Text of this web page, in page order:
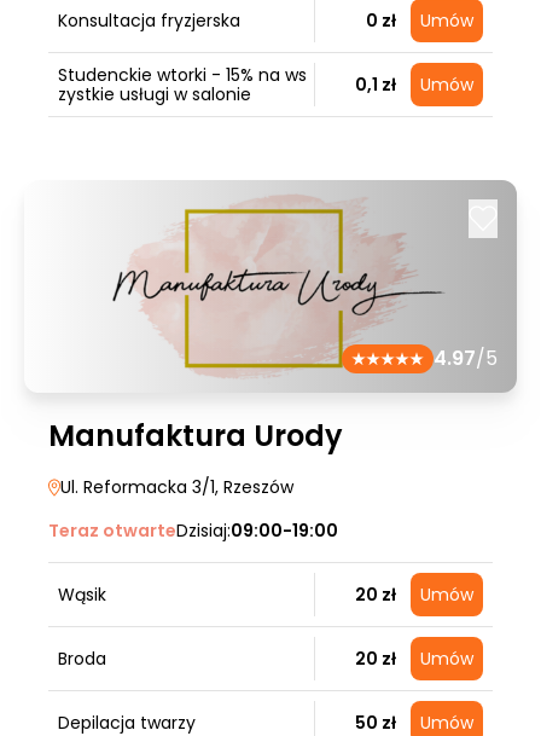
Konsultacja fryzjerska 0 zł Umów
Studenckie wtorki - 15% na ws
zystkie usługi w salonie
0,1 zł Umów
4.97/5
Manufaktura Urody
Ul. Reformacka 3/1, Rzeszów
Teraz otwarteDzisiaj:09:00-19:00
Wąsik 20 zł Umów
Broda 20 zł Umów
Depilacja twarzy 50 zł Umów